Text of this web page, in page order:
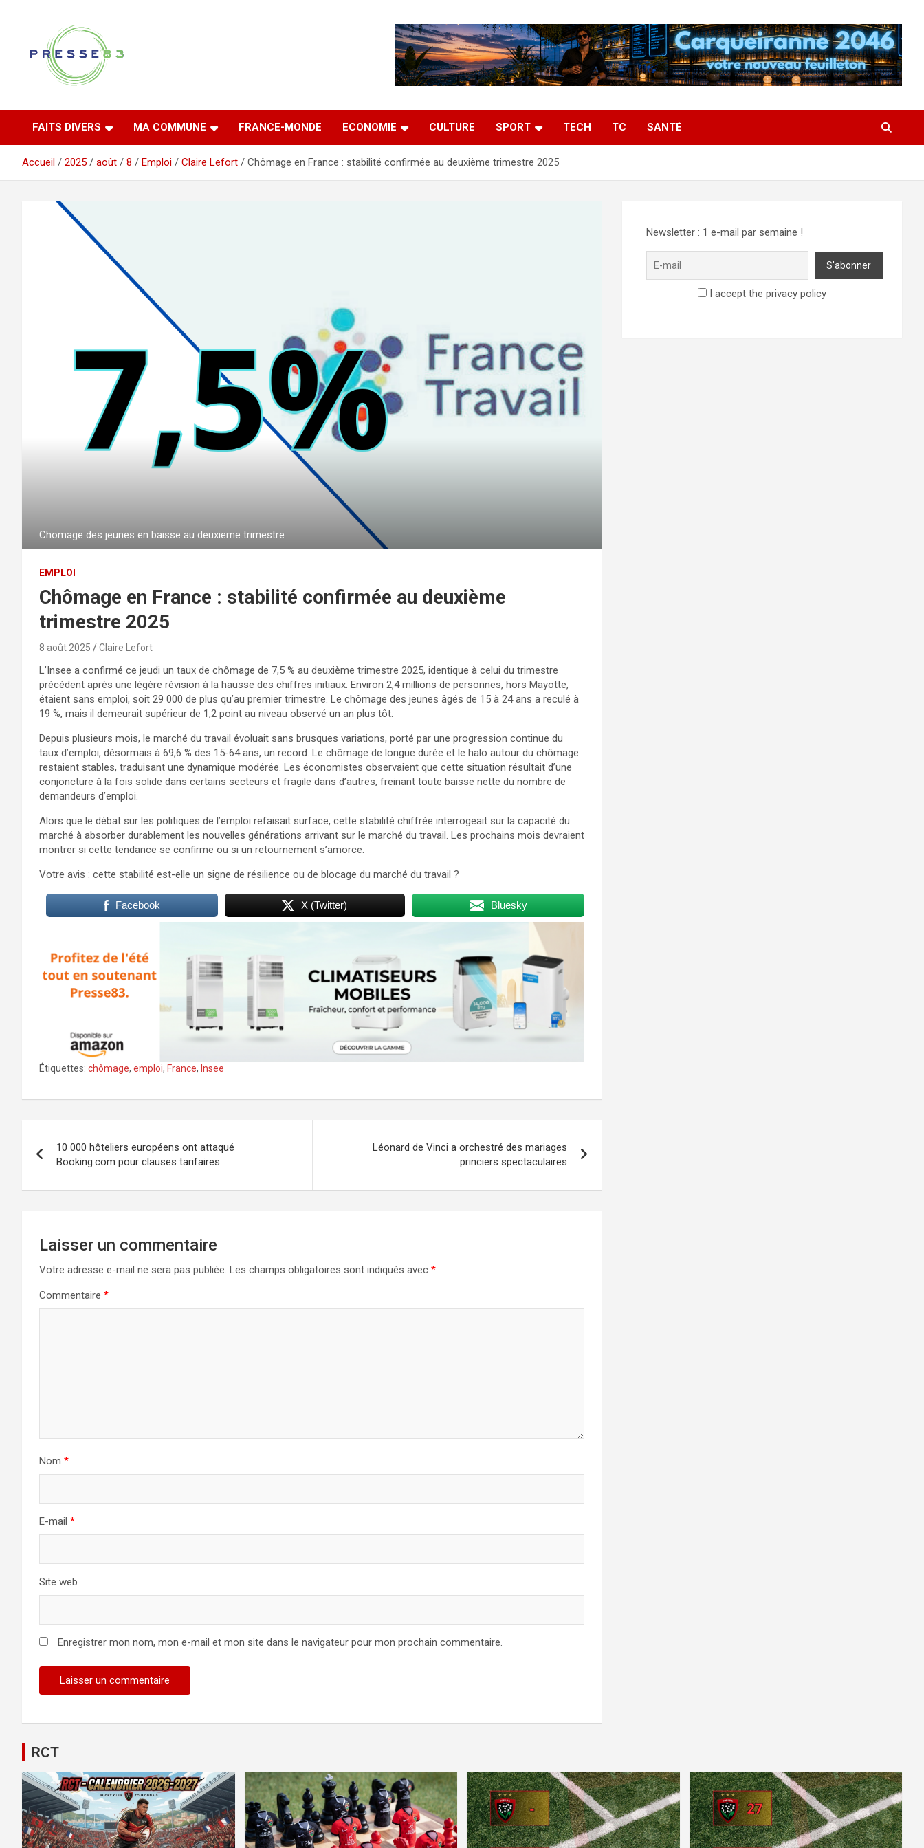
Presse 83
FAITS DIVERS MA COMMUNE FRANCE-MONDE ECONOMIE CULTURE SPORT TECH TC SANTÉ
Accueil 2025 août 8 Emploi Claire Lefort Chômage en France : stabilité confirmée au deuxième trimestre 2025
Chomage des jeunes en baisse au deuxieme trimestre
EMPLOI
Chômage en France : stabilité confirmée au deuxième
trimestre 2025
8 août 2025 Claire Lefort
L’Insee a confirmé ce jeudi un taux de chômage de 7,5 % au deuxième trimestre 2025, identique à celui du trimestre
précédent après une légère révision à la hausse des chiffres initiaux. Environ 2,4 millions de personnes, hors Mayotte,
étaient sans emploi, soit 29 000 de plus qu’au premier trimestre. Le chômage des jeunes âgés de 15 à 24 ans a reculé à
19 %, mais il demeurait supérieur de 1,2 point au niveau observé un an plus tôt.
Depuis plusieurs mois, le marché du travail évoluait sans brusques variations, porté par une progression continue du
taux d’emploi, désormais à 69,6 % des 15-64 ans, un record. Le chômage de longue durée et le halo autour du chômage
restaient stables, traduisant une dynamique modérée. Les économistes observaient que cette situation résultait d’une
conjoncture à la fois solide dans certains secteurs et fragile dans d’autres, freinant toute baisse nette du nombre de
demandeurs d’emploi.
Alors que le débat sur les politiques de l’emploi refaisait surface, cette stabilité chiffrée interrogeait sur la capacité du
marché à absorber durablement les nouvelles générations arrivant sur le marché du travail. Les prochains mois devraient
montrer si cette tendance se confirme ou si un retournement s’amorce.
Votre avis : cette stabilité est-elle un signe de résilience ou de blocage du marché du travail ?
Facebook X (Twitter) Bluesky
Étiquettes: chômage, emploi, France, Insee
de
l’article
10 000 hôteliers européens ont attaqué
Booking.com pour clauses tarifaires
Léonard de Vinci a orchestré des mariages
princiers spectaculaires
Laisser un commentaire
Votre adresse e-mail ne sera pas publiée. Les champs obligatoires sont indiqués avec *
Commentaire *
Nom *
E-mail *
Site web
Enregistrer mon nom, mon e-mail et mon site dans le navigateur pour mon prochain commentaire.
Newsletter : 1 e-mail par semaine !
I accept the privacy policy
RCT